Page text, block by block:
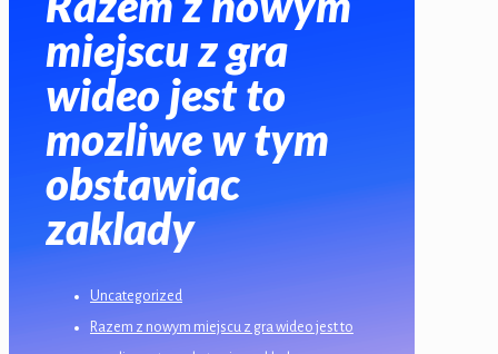
miejscu z gra
wideo jest to
mozliwe w tym
obstawiac
zaklady
Uncategorized
Razem z nowym miejscu z gra wideo jest to